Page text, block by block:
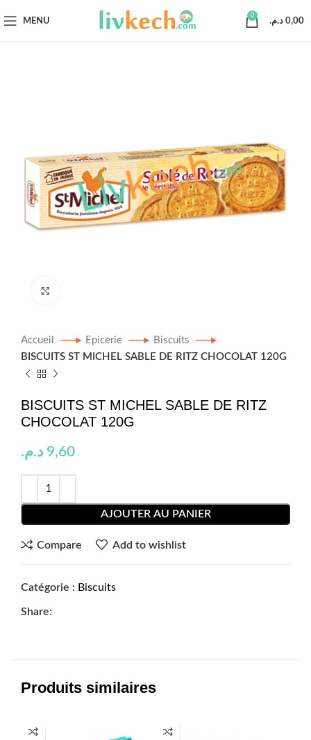
MENU
0
0,00 د.م.
Accueil Epicerie
Biscuits
BISCUITS ST MICHEL SABLE DE RITZ CHOCOLAT 120G
BISCUITS ST MICHEL SABLE DE RITZ
CHOCOLAT 120G
9,60 د.م.
AJOUTER AU PANIER
Compare Add to wishlist
Catégorie : Biscuits
Share:
Produits similaires